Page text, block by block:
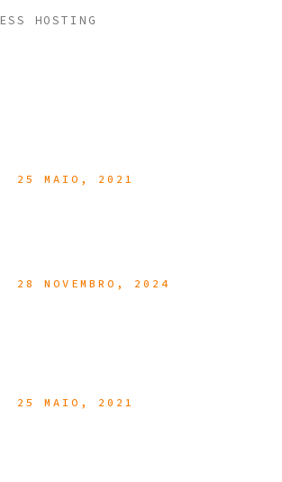
HOSTING
25 MAIO, 2021
28 NOVEMBRO, 2024
25 MAIO, 2021